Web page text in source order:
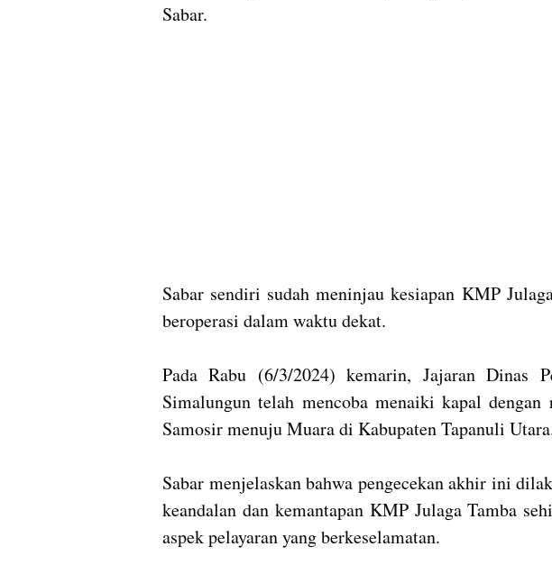
Sabar.
Sabar sendiri sudah meninjau kesiapan KMP
beroperasi dalam waktu dekat.
Pada Rabu (6/3/2024) kemarin, Jajaran Dinas
Simalungun telah mencoba menaiki kapal dengan
Samosir menuju Muara di Kabupaten Tapanuli
Sabar menjelaskan bahwa pengecekan akhir ini
keandalan dan kemantapan KMP Julaga Tamba
aspek pelayaran yang berkeselamatan.